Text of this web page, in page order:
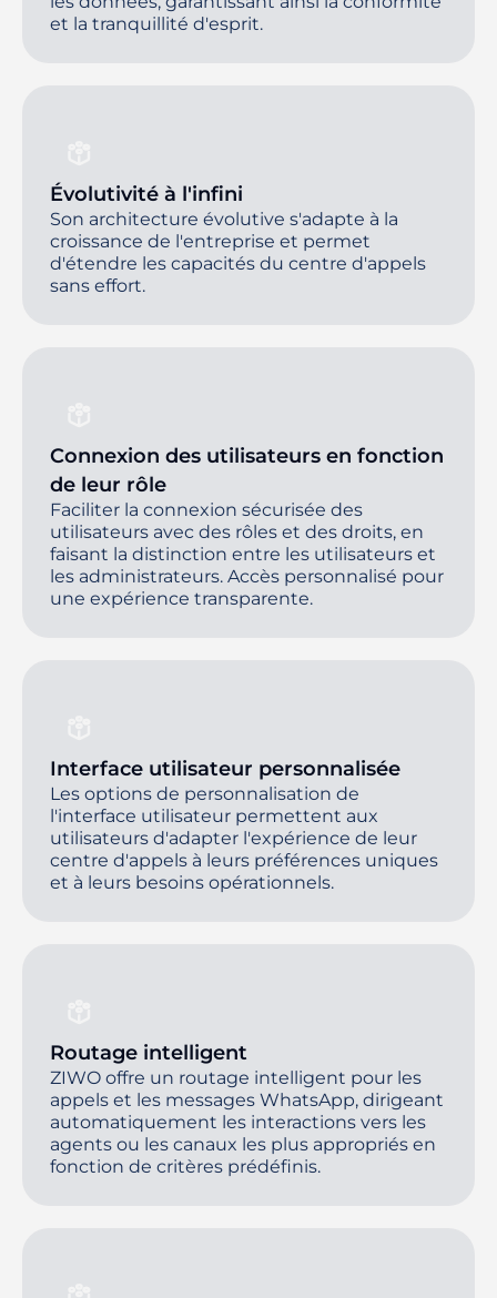
et la tranquillité d'esprit.
Évolutivité à l'infini
Son architecture évolutive s'adapte à la
croissance de l'entreprise et permet
d'étendre les capacités du centre d'appels
sans effort.
Connexion des utilisateurs en fonction
de leur rôle
Faciliter la connexion sécurisée des
utilisateurs avec des rôles et des droits, en
faisant la distinction entre les utilisateurs et
les administrateurs. Accès personnalisé pour
une expérience transparente.
Interface utilisateur personnalisée
Les options de personnalisation de
l'interface utilisateur permettent aux
utilisateurs d'adapter l'expérience de leur
centre d'appels à leurs préférences uniques
et à leurs besoins opérationnels.
Routage intelligent
ZIWO offre un routage intelligent pour les
appels et les messages WhatsApp, dirigeant
automatiquement les interactions vers les
agents ou les canaux les plus appropriés en
fonction de critères prédéfinis.